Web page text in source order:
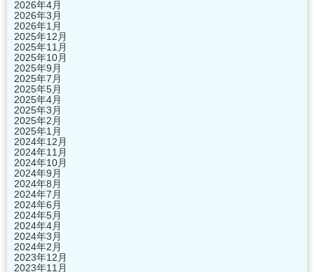
2026年4月
2026年3月
2026年1月
2025年12月
2025年11月
2025年10月
2025年9月
2025年7月
2025年5月
2025年4月
2025年3月
2025年2月
2025年1月
2024年12月
2024年11月
2024年10月
2024年9月
2024年8月
2024年7月
2024年6月
2024年5月
2024年4月
2024年3月
2024年2月
2023年12月
2023年11月